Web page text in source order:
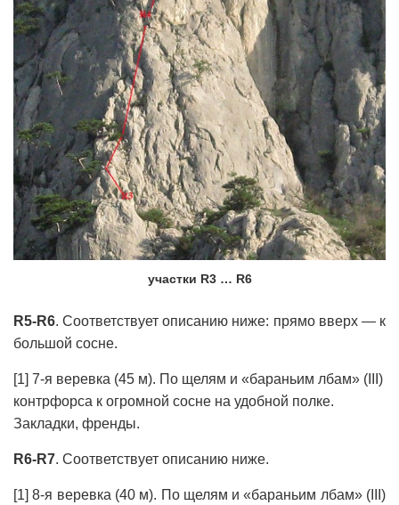
участки R3 … R6
R5-R6. Соответствует описанию ниже: прямо вверх — к
большой сосне.
[1] 7-я веревка (45 м). По щелям и «бараньим лбам» (III)
контрфорса к огромной сосне на удобной полке.
Закладки, френды.
R6-R7. Соответствует описанию ниже.
[1] 8-я веревка (40 м). По щелям и «бараньим лбам» (III)